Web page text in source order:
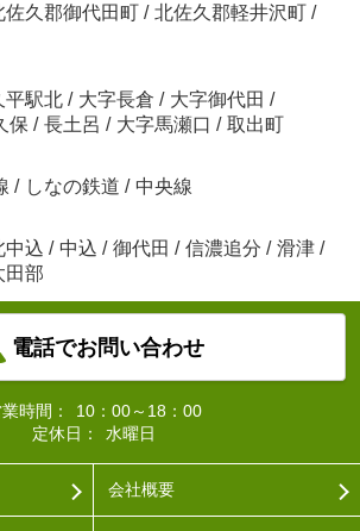
佐久郡御代田町 / 北佐久郡軽井沢町 /
平駅北 / 大字長倉 / 大字御代田 /
保 / 長土呂 / 大字馬瀬口 / 取出町
/ しなの鉄道 / 中央線
中込 / 中込 / 御代田 / 信濃追分 / 滑津 /
田部
電話でお問い合わせ
時間：
10：00～18：00
定休日：
水曜日
会社概要